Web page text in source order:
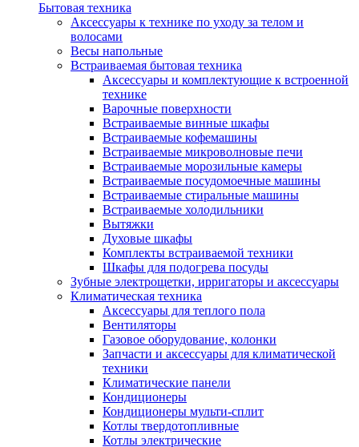
Бытовая техника
Аксессуары к технике по уходу за телом и
волосами
Весы напольные
Встраиваемая бытовая техника
Аксессуары и комплектующие к встроенной
технике
Варочные поверхности
Встраиваемые винные шкафы
Встраиваемые кофемашины
Встраиваемые микроволновые печи
Встраиваемые морозильные камеры
Встраиваемые посудомоечные машины
Встраиваемые стиральные машины
Встраиваемые холодильники
Вытяжки
Духовые шкафы
Комплекты встраиваемой техники
Шкафы для подогрева посуды
Зубные электрощетки, ирригаторы и аксессуары
Климатическая техника
Аксессуары для теплого пола
Вентиляторы
Газовое оборудование, колонки
Запчасти и аксессуары для климатической
техники
Климатические панели
Кондиционеры
Кондиционеры мульти-сплит
Котлы твердотопливные
Котлы электрические